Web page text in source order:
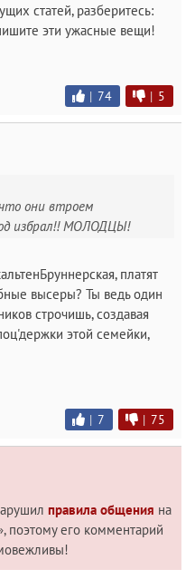
статей, разберитесь:
эти ужасные вещи!
| 74 | 5
они втроем
избрал!! МОЛОДЦЫ!
платят
высеры? Ты ведь один
строчишь, создавая
этой семейки,
| 7 | 75
правила общения на
поэтому его комментарий